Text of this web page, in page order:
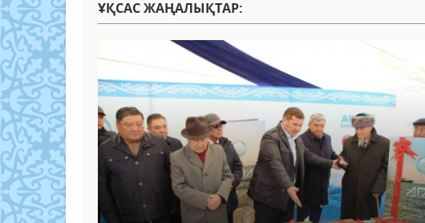
ҰҚСАС ЖАҢАЛЫҚТАР: